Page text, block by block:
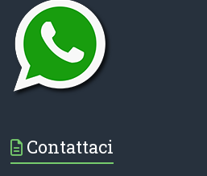
Contattaci